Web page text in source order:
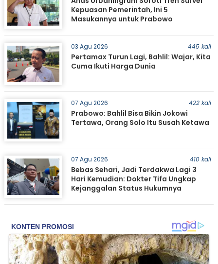
Kepuasan Pemerintah, Ini 5
Masukannya untuk Prabowo
03 Agu 2026 445 kali
Pertamax Turun Lagi, Bahlil: Wajar, Kita
Cuma Ikuti Harga Dunia
07 Agu 2026 422 kali
Prabowo: Bahlil Bisa Bikin Jokowi
Tertawa, Orang Solo Itu Susah Ketawa
07 Agu 2026 410 kali
Bebas Sehari, Jadi Terdakwa Lagi 3
Hari Kemudian: Dokter Tifa Ungkap
Kejanggalan Status Hukumnya